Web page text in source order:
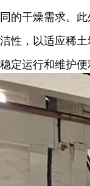
同的干燥需求。
洁性，以适应稀
稳定运行和维护便